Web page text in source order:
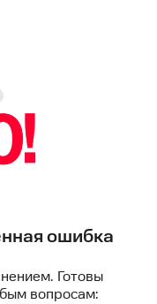
ошибка
Готовы
вопросам: